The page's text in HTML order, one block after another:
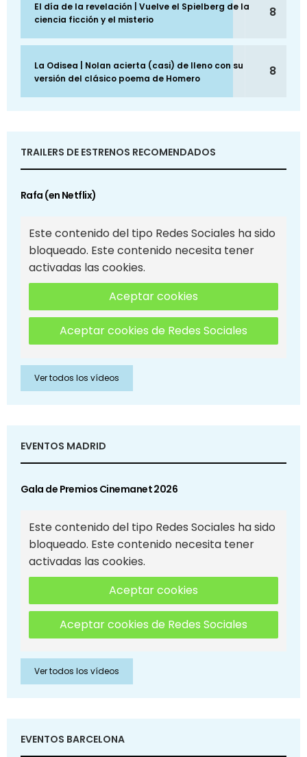
El día de la revelación | Vuelve el Spielberg de la
ciencia ficción y el misterio
8
La Odisea | Nolan acierta (casi) de lleno con su
versión del clásico poema de Homero
8
TRAILERS DE ESTRENOS RECOMENDADOS
Rafa (en Netflix)
Este contenido del tipo Redes Sociales ha sido
bloqueado. Este contenido necesita tener
activadas las cookies.
Aceptar cookies
Aceptar cookies de Redes Sociales
Ver todos los vídeos
EVENTOS MADRID
Gala de Premios Cinemanet 2026
Este contenido del tipo Redes Sociales ha sido
bloqueado. Este contenido necesita tener
activadas las cookies.
Aceptar cookies
Aceptar cookies de Redes Sociales
Ver todos los vídeos
EVENTOS BARCELONA